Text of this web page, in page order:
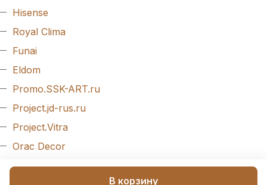
В корзину
Hisense
Royal Clima
Funai
Eldom
Promo.SSK-ART.ru
Project.jd-rus.ru
Project.Vitra
Orac Decor
Evroplast